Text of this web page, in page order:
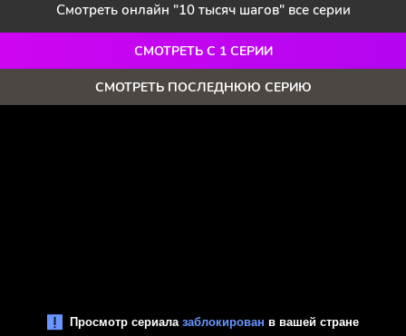
Смотреть онлайн "10 тысяч шагов" все серии
СМОТРЕТЬ С 1 СЕРИИ
СМОТРЕТЬ ПОСЛЕДНЮЮ СЕРИЮ